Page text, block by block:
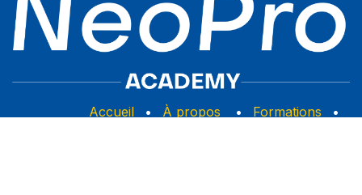
Accueil • À propos • Formations
•